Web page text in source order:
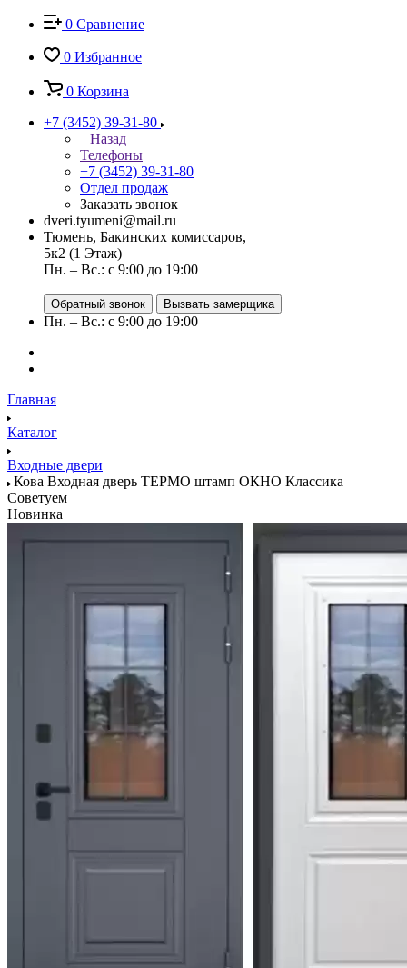
0 Сравнение
0 Избранное
0 Корзина
+7 (3452) 39-31-80
Назад
Телефоны
+7 (3452) 39-31-80
Отдел продаж
Заказать звонок
dveri.tyumeni@mail.ru
Тюмень, Бакинских комиссаров,
5к2 (1 Этаж)
Пн. – Вс.: с 9:00 до 19:00
Обратный звонок Вызвать замерщика
Пн. – Вс.: с 9:00 до 19:00
Главная
Каталог
Входные двери
Кова Входная дверь ТЕРМО штамп ОКНО Классика
Советуем
Новинка